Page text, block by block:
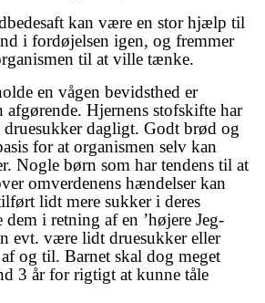
kan være en stor hjælp til
i fordøjelsen igen, og fremmer
til at ville tænke.
en vågen bevidsthed er
afgørende. Hjernens stofskifte har
dagligt. Godt brød og
for at organismen selv kan
Nogle børn som har tendens til at
omverdenens hændelser kan
lidt mere sukker i deres
i retning af en ’højere Jeg-
evt. være lidt druesukker eller
og til. Barnet skal dog meget
3 år for rigtigt at kunne tåle